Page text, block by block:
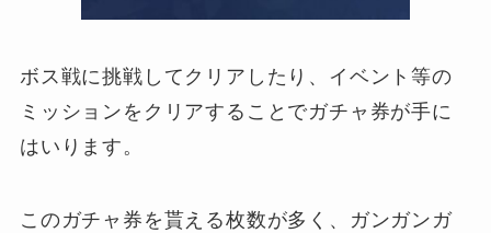
ボス戦に挑戦してクリアしたり、イベント等の
ミッションをクリアすることでガチャ券が手に
はいります。
このガチャ券を貰える枚数が多く、ガンガンガ